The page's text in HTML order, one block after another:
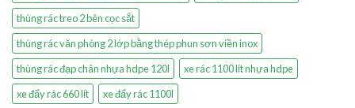
thùng rác treo 2 bên cọc sắt
thùng rác văn phòng 2 lớp bằng thép phun sơn viền inox
thùng rác đạp chân nhựa hdpe 120l
xe rác 1100 lít nhựa hdpe
xe đẩy rác 660 lít
xe đẩy rác 1100l